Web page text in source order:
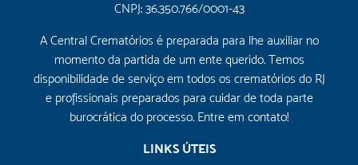
CNPJ: 36.350.766/0001-43
A Central Crematórios é preparada para lhe auxiliar no
momento da partida de um ente querido. Temos
disponibilidade de serviço em todos os crematórios do RJ
e profissionais preparados para cuidar de toda parte
burocrática do processo. Entre em contato!
LINKS ÚTEIS